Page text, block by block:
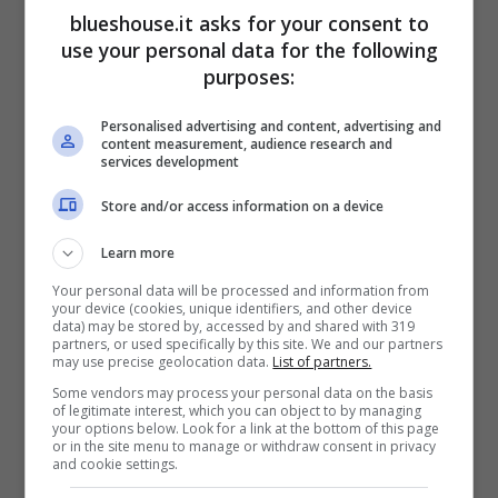
Ha sempre dimostrato di essere coraggiosa
e determinata,Carolyn Smith non ha
nessuna intenzione di darla vinta alla
malattiaed è per questo che combatte con
tutta se stessa per poterla sconfiggere. A
Milly Carlucci ha dedicato parole davvero
speciali, l’ha definita il suo sostegno.
Riferendosi alla nota conduttrice ha fatto
sapere che le è salvato la vita, è stata lei a
portarla dal dottore che la sta seguendo
dall’inizio del suo difficile percorso.
blueshouse.it asks for your consent to
use your personal data for the following
purposes:
Personalised advertising and content, advertising and
content measurement, audience research and
services development
Store and/or access information on a device
Learn more
Your personal data will be processed and information from
your device (cookies, unique identifiers, and other device
data) may be stored by, accessed by and shared with 319
partners, or used specifically by this site. We and our partners
may use precise geolocation data. List of partners.
Some vendors may process your personal data on the basis
of legitimate interest, which you can object to by managing
your options below. Look for a link at the bottom of this page
or in the site menu to manage or withdraw consent in privacy
and cookie settings.